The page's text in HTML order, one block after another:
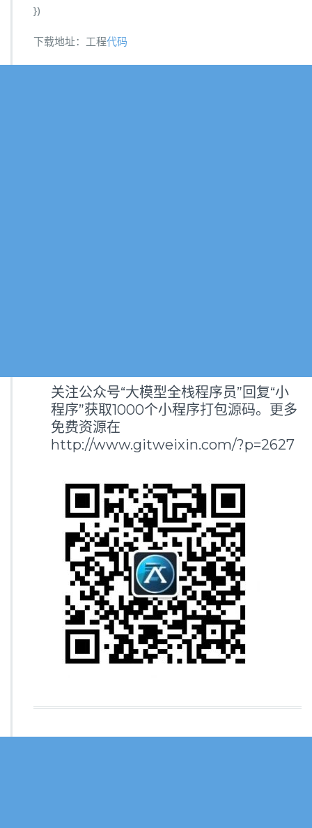
})
下载地址：工程代码
关注公众号“大模型全栈程序员”回复“小
程序”获取1000个小程序打包源码。更多
免费资源在
http://www.gitweixin.com/?p=2627